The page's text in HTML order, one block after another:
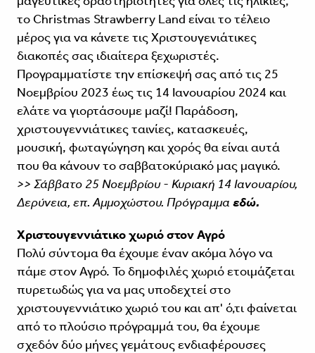
το Christmas Strawberry Land είναι το τέλειο
μέρος για να κάνετε τις Χριστουγενιάτικες
διακοπές σας ιδιαίτερα ξεχωριστές.
Προγραμματίστε την επίσκεψή σας από τις 25
Νοεμβρίου 2023 έως τις 14 Ιανουαρίου 2024 και
ελάτε να γιορτάσουμε μαζί! Παράδοση,
χριστουγεννιάτικες ταινίες, κατασκευές,
μουσική, φωταγώγηση και χορός θα είναι αυτά
που θα κάνουν το σαββατοκύριακό μας μαγικό.
>> Σάββατο 25 Νοεμβρίου - Κυριακή 14 Ιανουαρίου,
Δερύνεια, επ. Αμμοχώστου. Πρόγραμμα εδώ.
Χριστουγεννιάτικο χωριό στον Αγρό
Πολύ σύντομα θα έχουμε έναν ακόμα λόγο να
πάμε στον Αγρό. Το δημοφιλές χωριό ετοιμάζεται
πυρετωδώς για να μας υποδεχτεί στο
χριστουγεννιάτικο χωριό του και απ' ό,τι φαίνεται
από το πλούσιο πρόγραμμά του, θα έχουμε
σχεδόν δύο μήνες γεμάτους ενδιαφέρουσες